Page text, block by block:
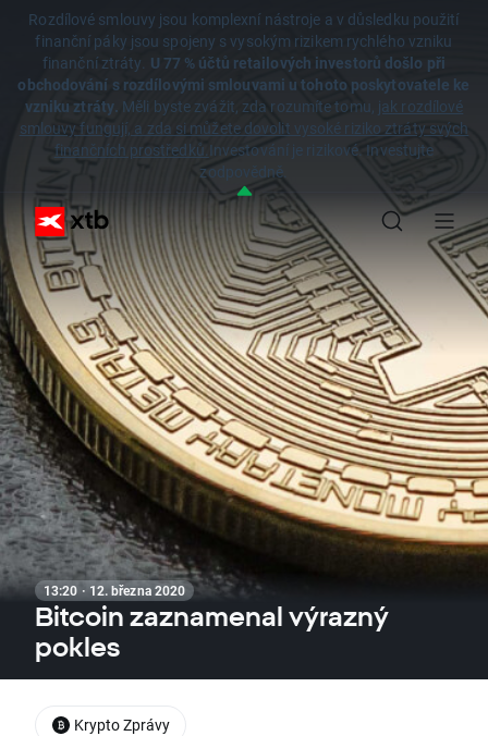
Rozdílové smlouvy jsou komplexní nástroje a v důsledku použití
finanční páky jsou spojeny s vysokým rizikem rychlého vzniku
finanční ztráty. U 77 % účtů retailových investorů došlo při
obchodování s rozdílovými smlouvami u tohoto poskytovatele ke
vzniku ztráty. Měli byste zvážit, zda rozumíte tomu, jak rozdílové
smlouvy fungují, a zda si můžete dovolit vysoké riziko ztráty svých
finančních prostředků.Investování je rizikové. Investujte
zodpovědně.
13:20 · 12. března 2020
Bitcoin zaznamenal výrazný
pokles
Krypto Zprávy